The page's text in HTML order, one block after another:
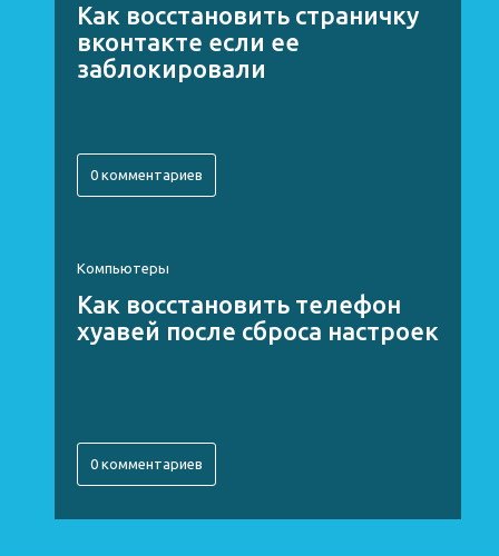
Как восстановить страничку
вконтакте если ее
заблокировали
0 комментариев
Компьютеры
Как восстановить телефон
хуавей после сброса настроек
0 комментариев